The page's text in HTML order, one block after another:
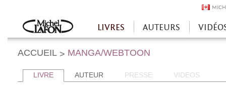
Accueil
LIVRES AUTEURS
ACCUEIL > MANGA/WEBTOON
LIVRE AUTEUR PRESSE VIDEOS